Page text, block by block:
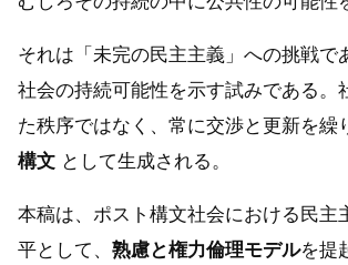
それは「未完の民主主義」への挑戦で
社会の持続可能性を示す試みである。
た秩序ではなく、常に交渉と更新を繰
構文 として生成される。
本稿は、ポスト構文社会における民主
平として、 熟慮と権力倫理モデルを提